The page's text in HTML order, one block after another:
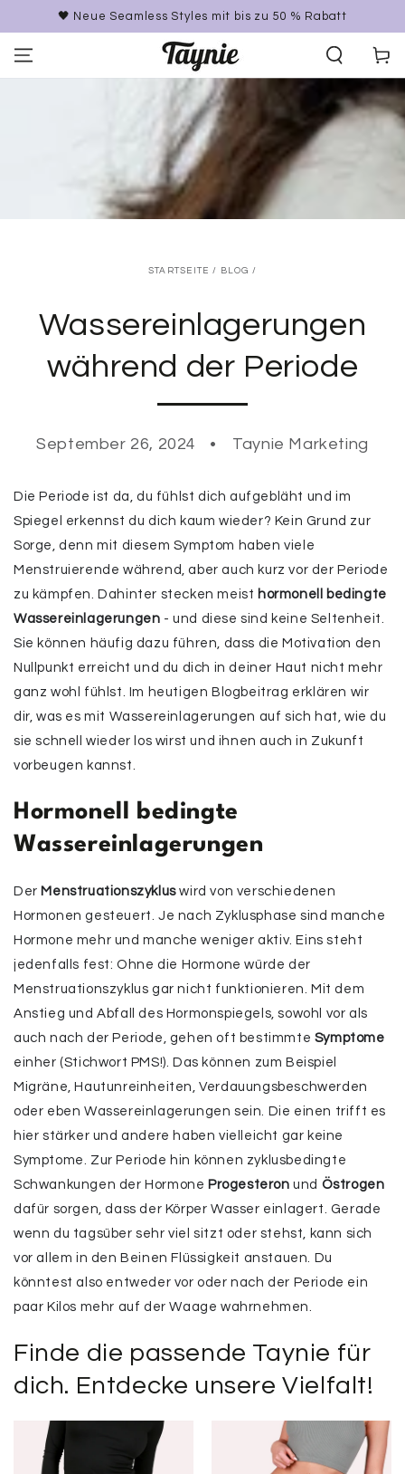
ZUM INHALT
SPRINGEN
Neue Seamless Styles mit bis zu 50 % Rabatt
STARTSEITE / BLOG /
Wassereinlagerungen
während der Periode
September 26, 2024 Taynie Marketing
Die Periode ist da, du fühlst dich aufgebläht und im
Spiegel erkennst du dich kaum wieder? Kein Grund zur
Sorge, denn mit diesem Symptom haben viele
Menstruierende während, aber auch kurz vor der Periode
zu kämpfen. Dahinter stecken meist hormonell bedingte
Wassereinlagerungen - und diese sind keine Seltenheit.
Sie können häufig dazu führen, dass die Motivation den
Nullpunkt erreicht und du dich in deiner Haut nicht mehr
ganz wohl fühlst. Im heutigen Blogbeitrag erklären wir
dir, was es mit Wassereinlagerungen auf sich hat, wie du
sie schnell wieder los wirst und ihnen auch in Zukunft
vorbeugen kannst.
Hormonell bedingte
Wassereinlagerungen
Der Menstruationszykluswird von verschiedenen
Hormonen gesteuert. Je nach Zyklusphase sind manche
Hormone mehr und manche weniger aktiv. Eins steht
jedenfalls fest: Ohne die Hormone würde der
Menstruationszyklus gar nicht funktionieren. Mit dem
Anstieg und Abfall des Hormonspiegels, sowohl vor als
auch nach der Periode, gehen oft bestimmte Symptome
einher (Stichwort PMS!). Das können zum Beispiel
Migräne, Hautunreinheiten, Verdauungsbeschwerden
oder eben Wassereinlagerungen sein. Die einen trifft es
hier stärker und andere haben vielleicht gar keine
Symptome. Zur Periode hin können zyklusbedingte
Schwankungen der Hormone Progesteron und Östrogen
dafür sorgen, dass der Körper Wasser einlagert. Gerade
wenn du tagsüber sehr viel sitzt oder stehst, kann sich
vor allem in den Beinen Flüssigkeit anstauen. Du
könntest also entweder vor oder nach der Periode ein
paar Kilos mehr auf der Waage wahrnehmen.
Finde die passende Taynie für
dich. Entdecke unsere Vielfalt!